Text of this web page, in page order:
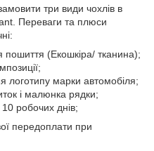
три види чохлів в
Переваги та плюси
пошиття (Екошкіра/ тканина);
логотипу марки автомобіля;
і малюнка рядки;
робочих днів;
передоплати при